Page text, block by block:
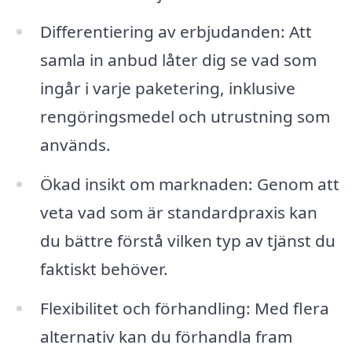
Differentiering av erbjudanden: Att
samla in anbud låter dig se vad som
ingår i varje paketering, inklusive
rengöringsmedel och utrustning som
används.
Ökad insikt om marknaden: Genom att
veta vad som är standardpraxis kan
du bättre förstå vilken typ av tjänst du
faktiskt behöver.
Flexibilitet och förhandling: Med flera
alternativ kan du förhandla fram